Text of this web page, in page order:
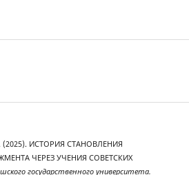
(2025). ИСТОРИЯ СТАНОВЛЕНИЯ
ЧЕРЕЗ УЧЕНИЯ СОВЕТСКИХ
государственного университета.